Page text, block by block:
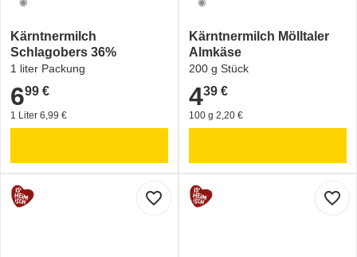
Kärntnermilch
Schlagobers 36%
1 liter Packung
6,99 €
699 €
1 Liter 6,99 €
Kärntnermilch Mölltaler
Almkäse
200 g Stück
4,39 €
439 €
100 g 2,20 €
favorite_border favorite_border